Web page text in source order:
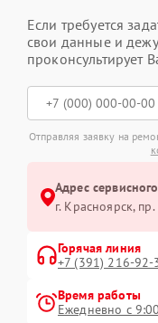
Если требуется
свои данные и
проконсультирует
Отправляя заявку на
Адрес
г. Красноярск,
Горячая линия
+7 (391) 216-92-
Время работы
Ежедневно с